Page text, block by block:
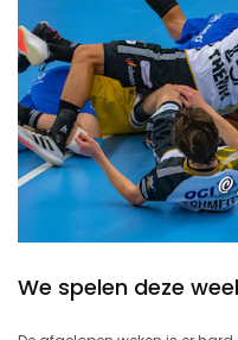
We spelen deze